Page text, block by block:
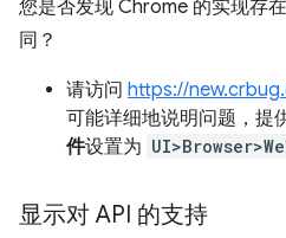
您是否发现 Chrome 的实现存
同？
请访问 https://
可能详细地说明问题，提
件设置为
显示对 API 的支持